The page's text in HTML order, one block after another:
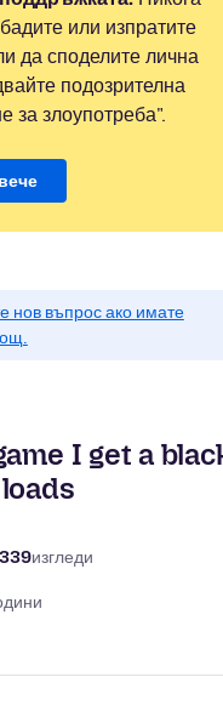
или изпратите
да споделите лична
подозрителна
за злоупотреба".
нов въпрос ако имате
I get a
339изгледи